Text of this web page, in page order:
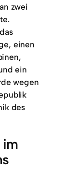
zwei
einen
ein
wegen
des
im